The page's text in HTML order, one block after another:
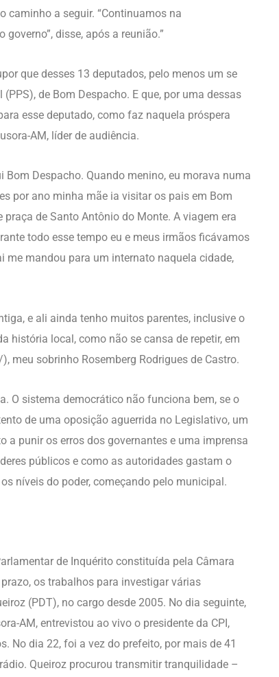
caminho a seguir. “Continuamos na
disse, após a reunião.”
que desses 13 deputados, pelo menos um se
de Bom Despacho. E que, por uma dessas
esse deputado, como faz naquela próspera
AM, líder de audiência.
Despacho. Quando menino, eu morava numa
por ano minha mãe ia visitar os pais em Bom
de Santo Antônio do Monte. A viagem era
todo esse tempo eu e meus irmãos ficávamos
me mandou para um internato naquela cidade,
e ali ainda tenho muitos parentes, inclusive o
história local, como não se cansa de repetir, em
sobrinho Rosemberg Rodrigues de Castro.
O sistema democrático não funciona bem, se o
de uma oposição aguerrida no Legislativo, um
punir os erros dos governantes e uma imprensa
públicos e como as autoridades gastam o
níveis do poder, começando pelo municipal.
de Inquérito constituída pela Câmara
os trabalhos para investigar várias
(PDT), no cargo desde 2005. No dia seguinte,
AM, entrevistou ao vivo o presidente da CPI,
No dia 22, foi a vez do prefeito, por mais de 41
Queiroz procurou transmitir tranquilidade –